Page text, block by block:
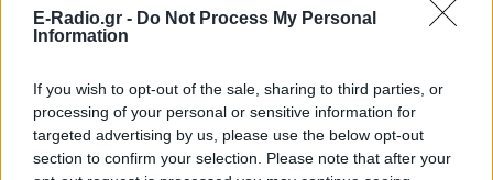
E-Radio.gr - Do Not Process My Personal
Information
If you wish to opt-out of the sale, sharing to third parties, or
processing of your personal or sensitive information for
targeted advertising by us, please use the below opt-out
section to confirm your selection. Please note that after your